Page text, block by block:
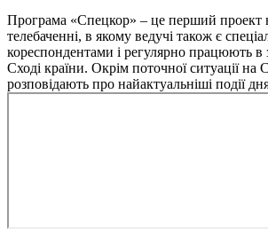
Програма «Спецкор» – це перший проект
телебаченні, в якому ведучі також є
кореспондентами і регулярно працюють в
Сході країни. Окрім поточної ситуації на
розповідають про найактуальніші події